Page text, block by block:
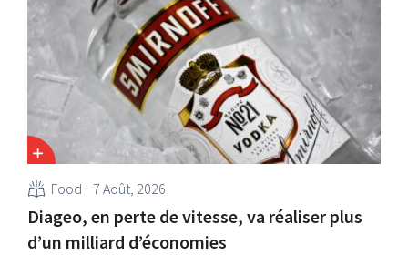
Food 7 Août, 2026
Diageo, en perte de vitesse, va réaliser plus
d’un milliard d’économies